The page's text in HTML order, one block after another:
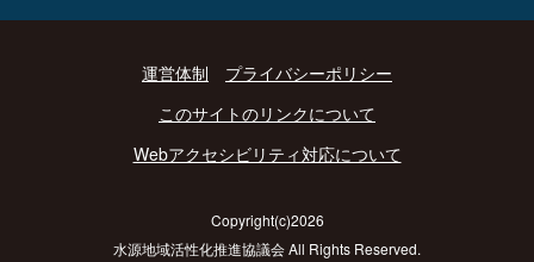
運営体制
プライバシーポリシー
このサイトのリンクについて
Webアクセシビリティ対応について
Copyright(c)2026
水源地域活性化推進協議会 All Rights Reserved.